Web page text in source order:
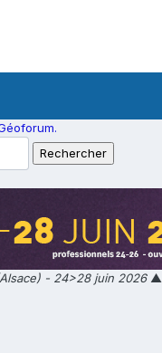
- 24>28 juin 2026▲